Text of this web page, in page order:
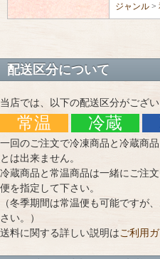
ジャンル >
配送区分について
当店では、以下の配送区分がござい
常温 冷蔵
一回のご注文で冷凍商品と冷蔵商
とは出来ません。
冷蔵商品と常温商品は一緒にご注
便を指定して下さい。
（冬季期間は常温便も可能ですが
さい。）
送料に関する詳しい説明はご利用